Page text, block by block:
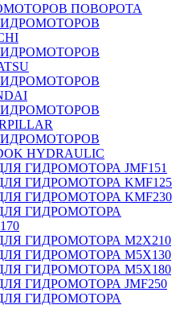
ПОВОРОТА
HYDRAULIC
ГИДРОМОТОРА JMF151
ГИДРОМОТОРА KMF125
ГИДРОМОТОРА KMF230
ГИДРОМОТОРА
ГИДРОМОТОРА M2X210
ГИДРОМОТОРА M5X130
ГИДРОМОТОРА M5X180
ГИДРОМОТОРА JMF250
ГИДРОМОТОРА